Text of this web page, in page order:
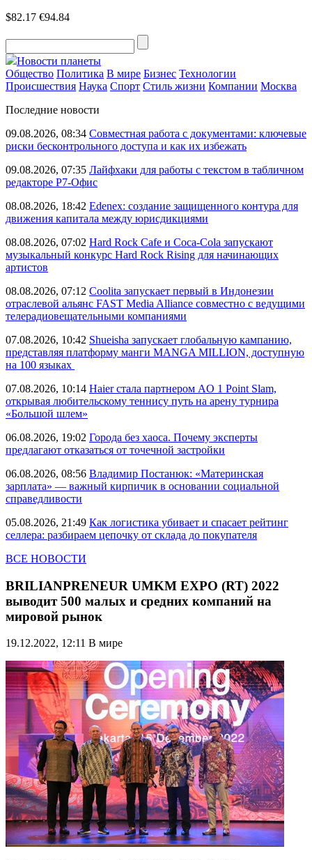
$82.17 €94.84
Новости планеты
Общество Политика В мире Бизнес Технологии
Происшествия Наука Спорт Стиль жизни Компании Москва
Последние новости
09.08.2026, 08:34 Совместная работа с документами: ключевые
риски бесконтрольного доступа и как их избежать
09.08.2026, 07:35 Лайфхаки для работы с текстом в табличном
редакторе Р7-Офис
08.08.2026, 18:42 Edenex: создание защищенного контура для
движения капитала между юрисдикциями
08.08.2026, 07:02 Hard Rock Cafe и Coca-Cola запускают
музыкальный конкурс Hard Rock Rising для начинающих
артистов
08.08.2026, 07:12 Coolita запускает первый в Индонезии
отраслевой альянс FAST Media Alliance совместно с ведущими
телерадиовещательными компаниями
07.08.2026, 10:42 Shueisha запускает глобальную кампанию,
представляя платформу манги MANGA MILLION, доступную
на 100 языках
07.08.2026, 10:14 Haier стала партнером AO 1 Point Slam,
открывая любительскому теннису путь на арену турнира
«Большой шлем»
06.08.2026, 19:02 Города без хаоса. Почему эксперты
предлагают отказаться от точечной застройки
06.08.2026, 08:56 Владимир Постанюк: «Материнская
зарплата» — важный кирпичик в основании социальной
справедливости
05.08.2026, 21:49 Как логистика убивает и спасает рейтинг
селлера: разбираем цепочку от склада до покупателя
ВСЕ НОВОСТИ
BRILIANPRENEUR UMKM EXPO (RT) 2022
выводит 500 малых и средних компаний на
мировой рынок
19.12.2022, 12:11 В мире